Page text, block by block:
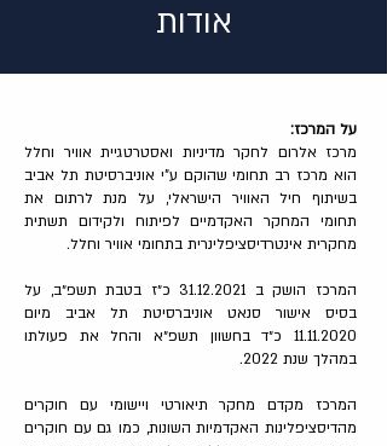
אודות
על המרכז:
מרכז אלרום לחקר מדיניות ואסטרטגיית אוויר וחלל
הוא מרכז רב תחומי שהוקם ע"י אוניברסיטת תל אביב
בשיתוף חיל האוויר הישראלי, על מנת לרתום את
תחומי המחקר האקדמיים לפיתוח ולקידום תשתית
מחקרית אינטרדיסציפלינרית בתחומי אוויר וחלל.
המרכז הושק ב 31.12.2021כ״ז בטבת תשפ״ב, על
בסיס אישור סנאט אוניברסיטת תל אביב מיום
11.11.2020 כ״ד בחשוון תשפ״א והחל את פעולתו
במהלך שנת 2022.
המרכז מקדם מחקר תיאורטי ויישומי עם חוקרים
מהדיסציפלינות האקדמיות השונות, כמו גם עם חוקרים